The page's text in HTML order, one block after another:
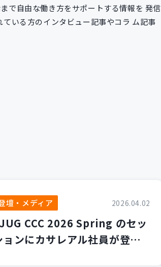
で自由な働き方をサポートする情報を 発信
いる方のインタビュー記事やコラ ム記事
壇・メディア 2026.04.02
CCC 2026 Spring のセッ
ョンにカサレアル社員が登壇